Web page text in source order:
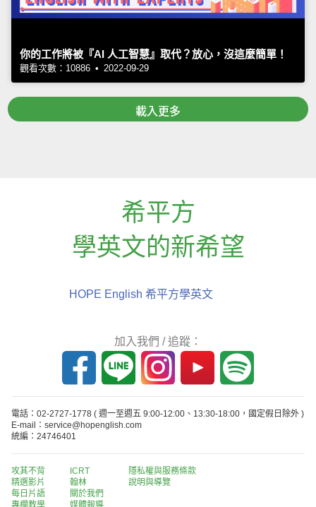
你的工作將被『AI 人工智慧』取代？放心，沒這麼簡單！
觀看次數：10886 • 2022-09-29
載入更多
希平方
學英文的新希望
HOPE English 希平方學英文
加入我們 / 追蹤：
電話：02-2727-1778 ( 週一至週五 9:00-12:00、13:30-18:00，國定假日除外 )
E-mail：service@hopenglish.com
統編：24746401
攻其不背
精選影片
每日片語
專欄教學
ICRT
翰林
關於我們
媒體報導
隱私權與服務條款
說明與導覽